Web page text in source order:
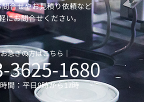
合せやお見積り依頼など
にお問合せください。
急ぎの方はこちら｜
3625-1680
間：平日9時から17時